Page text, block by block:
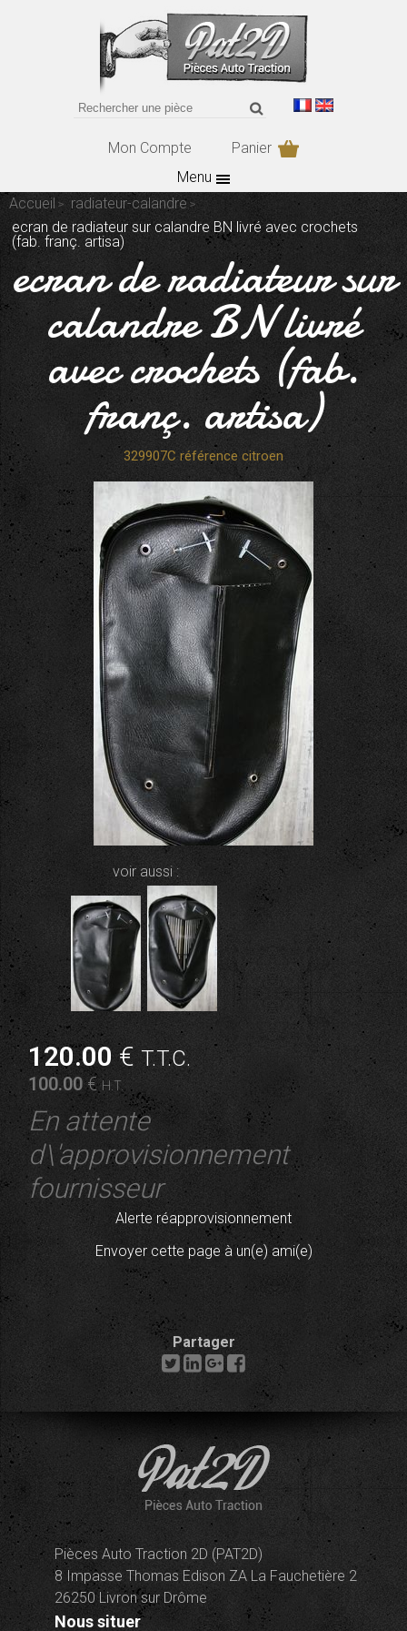
Mon Compte
Panier
Menu
Accueil
radiateur-calandre
ecran de radiateur sur calandre BN livré avec crochets
(fab. franç. artisa)
ecran de radiateur sur
calandre BN livré
avec crochets (fab.
franç. artisa)
329907C référence citroen
voir aussi :
120.00€T.T.C.
100.00€H.T.
En attente
d\'approvisionnement
fournisseur
Alerte réapprovisionnement
Envoyer cette page à un(e) ami(e)
Partager
Pièces Auto Traction 2D (PAT2D)
8 Impasse Thomas Edison ZA La Fauchetière 2
26250 Livron sur Drôme
Nous situer